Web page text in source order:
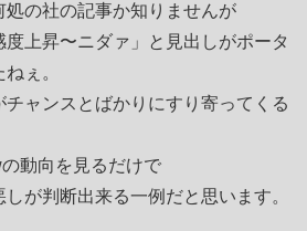
処の社の記事か知りませんが
度上昇〜ニダァ」と見出しがポータ
ぇ。
ャンスとばかりにすり寄ってくる
動向を見るだけで
が判断出来る一例だと思います。